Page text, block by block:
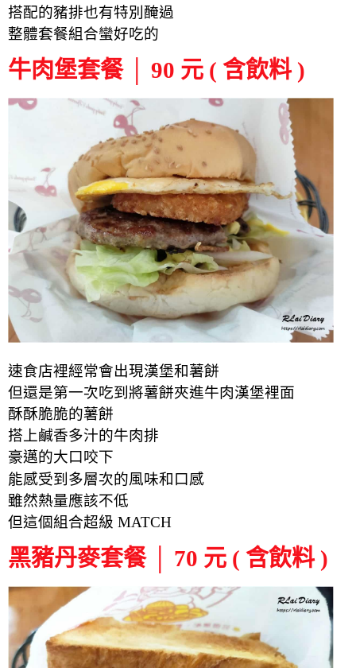
搭配的豬排也有特別醃過
整體套餐組合蠻好吃的
牛肉堡套餐 │ 90 元 ( 含飲料 )
速食店裡經常會出現漢堡和薯餅
但還是第一次吃到將薯餅夾進牛肉漢堡裡面
酥酥脆脆的薯餅
搭上鹹香多汁的牛肉排
豪邁的大口咬下
能感受到多層次的風味和口感
雖然熱量應該不低
但這個組合超級 MATCH
黑豬丹麥套餐 │ 70 元 ( 含飲料 )